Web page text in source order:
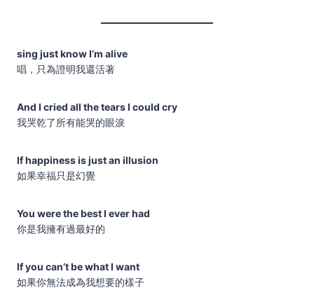
sing just know I’m alive
唱，只為證明我還活著
And I cried all the tears I could cry
我哭乾了所有能哭的眼淚
If happiness is just an illusion
如果幸福只是幻覺
You were the best I ever had
你是我擁有過最好的
If you can’t be what I want
如果你無法成為我想要的樣子